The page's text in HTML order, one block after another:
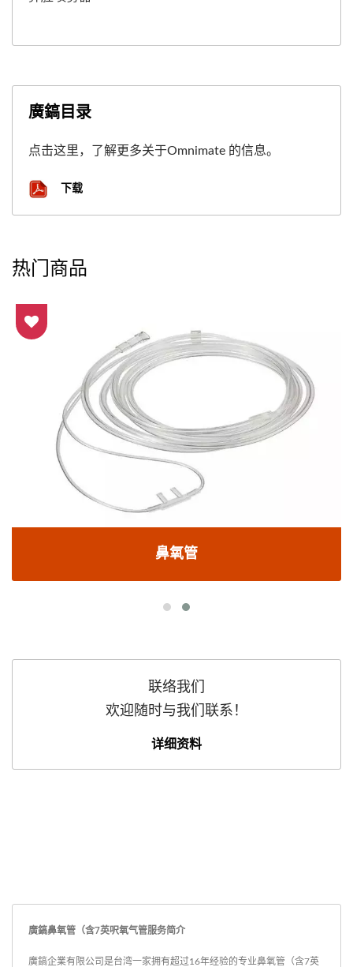
廣鎬目录
点击这里，了解更多关于Omnimate 的信息。
下载
热门商品
鼻氧管
联络我们
欢迎随时与我们联系！
详细资料
廣鎬鼻氧管（含7英呎氧气管服务简介
廣鎬企業有限公司是台湾一家拥有超过16年经验的专业鼻氧管（含7英